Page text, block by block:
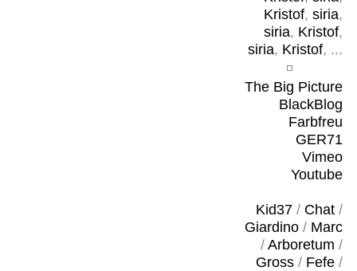
Kristof, siria,
siria, Kristof,
siria, Kristof, ...
The Big Picture
BlackBlog
Farbfreu
GER71
Vimeo
Youtube
Kid37/ Chat/
Giardino/ Marc
/ Arboretum /
Gross/ Fefe/